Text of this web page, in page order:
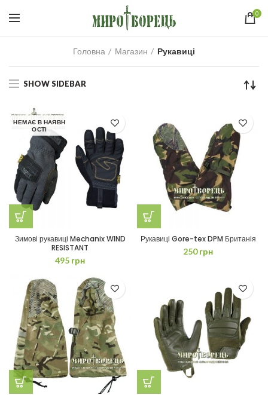
0
Головна Магазин Рукавиці
SHOW SIDEBAR
НЕМАЄ В НАЯВН
ОСТІ
Зимові рукавиці Mechanix WIND
RESISTANT
495 грн
Рукавиці Gore-tex DPM Британія
250грн